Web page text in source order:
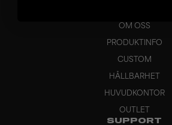
OM OSS
PRODUKTINFO
CUSTOM
HÅLLBARHET
HUVUDKONTOR
OUTLET
SUPPORT